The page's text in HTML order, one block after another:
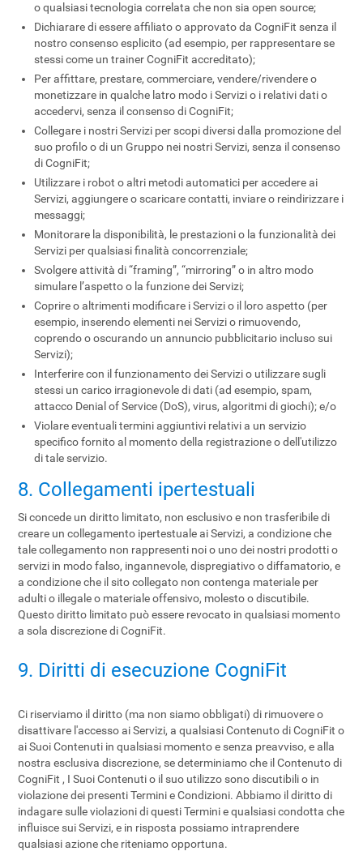
o qualsiasi tecnologia correlata che non sia open source;
Dichiarare di essere affiliato o approvato da CogniFit senza il
nostro consenso esplicito (ad esempio, per rappresentare se
stessi come un trainer CogniFit accreditato);
Per affittare, prestare, commerciare, vendere/rivendere o
monetizzare in qualche latro modo i Servizi o i relativi dati o
accedervi, senza il consenso di CogniFit;
Collegare i nostri Servizi per scopi diversi dalla promozione del
suo profilo o di un Gruppo nei nostri Servizi, senza il consenso
di CogniFit;
Utilizzare i robot o altri metodi automatici per accedere ai
Servizi, aggiungere o scaricare contatti, inviare o reindirizzare i
messaggi;
Monitorare la disponibilità, le prestazioni o la funzionalità dei
Servizi per qualsiasi finalità concorrenziale;
Svolgere attività di “framing”, “mirroring” o in altro modo
simulare l’aspetto o la funzione dei Servizi;
Coprire o altrimenti modificare i Servizi o il loro aspetto (per
esempio, inserendo elementi nei Servizi o rimuovendo,
coprendo o oscurando un annuncio pubblicitario incluso sui
Servizi);
Interferire con il funzionamento dei Servizi o utilizzare sugli
stessi un carico irragionevole di dati (ad esempio, spam,
attacco Denial of Service (DoS), virus, algoritmi di giochi); e/o
Violare eventuali termini aggiuntivi relativi a un servizio
specifico fornito al momento della registrazione o dell'utilizzo
di tale servizio.
8. Collegamenti ipertestuali
Si concede un diritto limitato, non esclusivo e non trasferibile di
creare un collegamento ipertestuale ai Servizi, a condizione che
tale collegamento non rappresenti noi o uno dei nostri prodotti o
servizi in modo falso, ingannevole, dispregiativo o diffamatorio, e
a condizione che il sito collegato non contenga materiale per
adulti o illegale o materiale offensivo, molesto o discutibile.
Questo diritto limitato può essere revocato in qualsiasi momento
a sola discrezione di CogniFit.
9. Diritti di esecuzione CogniFit
Ci riserviamo il diritto (ma non siamo obbligati) di rimuovere o
disattivare l'accesso ai Servizi, a qualsiasi Contenuto di CogniFit o
ai Suoi Contenuti in qualsiasi momento e senza preavviso, e alla
nostra esclusiva discrezione, se determiniamo che il Contenuto di
CogniFit , I Suoi Contenuti o il suo utilizzo sono discutibili o in
violazione dei presenti Termini e Condizioni. Abbiamo il diritto di
indagare sulle violazioni di questi Termini e qualsiasi condotta che
influisce sui Servizi, e in risposta possiamo intraprendere
qualsiasi azione che riteniamo opportuna.